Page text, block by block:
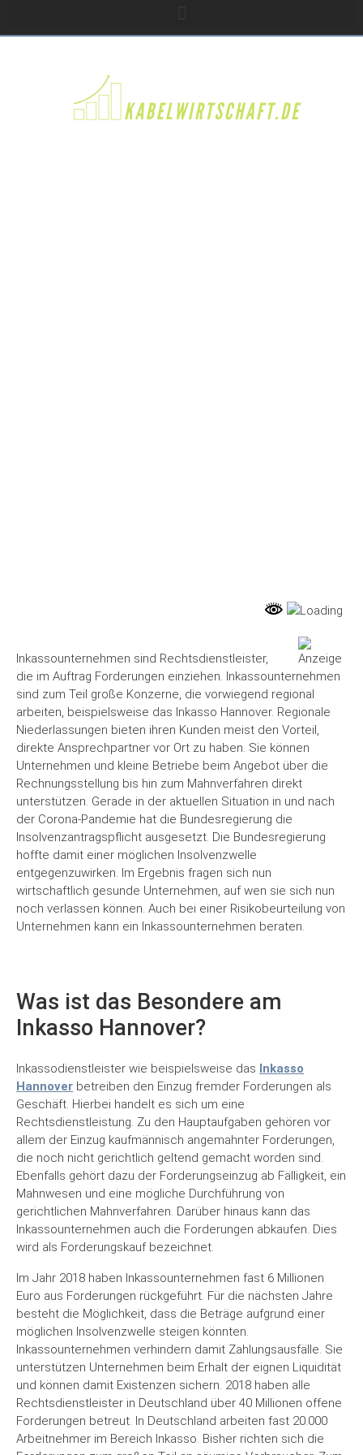
Inkassounternehmen sind Rechtsdienstleister,
die im Auftrag Forderungen einziehen. Inkassounternehmen
sind zum Teil große Konzerne, die vorwiegend regional
arbeiten, beispielsweise das Inkasso Hannover. Regionale
Niederlassungen bieten ihren Kunden meist den Vorteil,
direkte Ansprechpartner vor Ort zu haben. Sie können
Unternehmen und kleine Betriebe beim Angebot über die
Rechnungsstellung bis hin zum Mahnverfahren direkt
unterstützen. Gerade in der aktuellen Situation in und nach
der Corona-Pandemie hat die Bundesregierung die
Insolvenzantragspflicht ausgesetzt. Die Bundesregierung
hoffte damit einer möglichen Insolvenzwelle
entgegenzuwirken. Im Ergebnis fragen sich nun
wirtschaftlich gesunde Unternehmen, auf wen sie sich nun
noch verlassen können. Auch bei einer Risikobeurteilung von
Unternehmen kann ein Inkassounternehmen beraten.
Was ist das Besondere am
Inkasso Hannover?
Inkassodienstleister wie beispielsweise das Inkasso
Hannover betreiben den Einzug fremder Forderungen als
Geschäft. Hierbei handelt es sich um eine
Rechtsdienstleistung. Zu den Hauptaufgaben gehören vor
allem der Einzug kaufmännisch angemahnter Forderungen,
die noch nicht gerichtlich geltend gemacht worden sind.
Ebenfalls gehört dazu der Forderungseinzug ab Fälligkeit, ein
Mahnwesen und eine mögliche Durchführung von
gerichtlichen Mahnverfahren. Darüber hinaus kann das
Inkassounternehmen auch die Forderungen abkaufen. Dies
wird als Forderungskauf bezeichnet.
Im Jahr 2018 haben Inkassounternehmen fast 6 Millionen
Euro aus Forderungen rückgeführt. Für die nächsten Jahre
besteht die Möglichkeit, dass die Beträge aufgrund einer
möglichen Insolvenzwelle steigen könnten.
Inkassounternehmen verhindern damit Zahlungsausfälle. Sie
unterstützen Unternehmen beim Erhalt der eignen Liquidität
und können damit Existenzen sichern. 2018 haben alle
Rechtsdienstleister in Deutschland über 40 Millionen offene
Forderungen betreut. In Deutschland arbeiten fast 20.000
Arbeitnehmer im Bereich Inkasso. Bisher richten sich die